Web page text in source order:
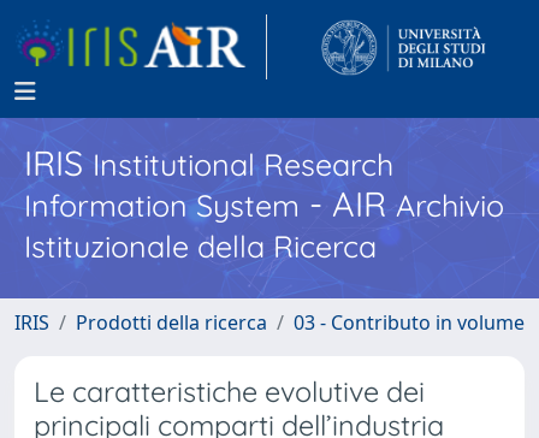
IRISInstitutional Research
Information System - AIR Archivio
Istituzionale della Ricerca
IRIS Prodotti della ricerca 03 - Contributo in volume
Le caratteristiche evolutive dei
principali comparti dell’industria